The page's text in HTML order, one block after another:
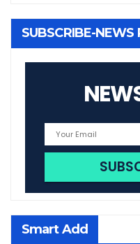
SUBSCRIBE-NEWS
Smart Add